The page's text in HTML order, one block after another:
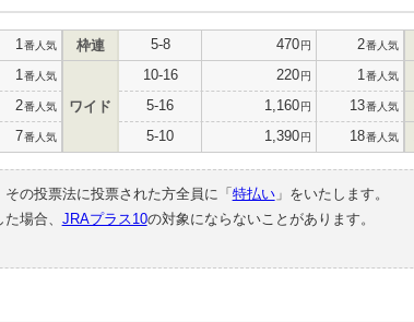
1 番人気
1 番人気
2番人気
7番人気
枠連 5-8 470円 2番人気
ワイド
10-16 220円 1 番人気
5-16 1,160円 13番人気
5-10 1,390円 18番人気
の投票法に投票された方全員に「 特払い」をいたします。
場合、 JRAプラス10の対象にならないことがあります。